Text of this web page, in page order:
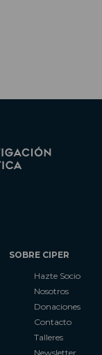
SOBRE CIPER
Hazte Socio
Nosotros
Donaciones
Contacto
Talleres
Newsletter